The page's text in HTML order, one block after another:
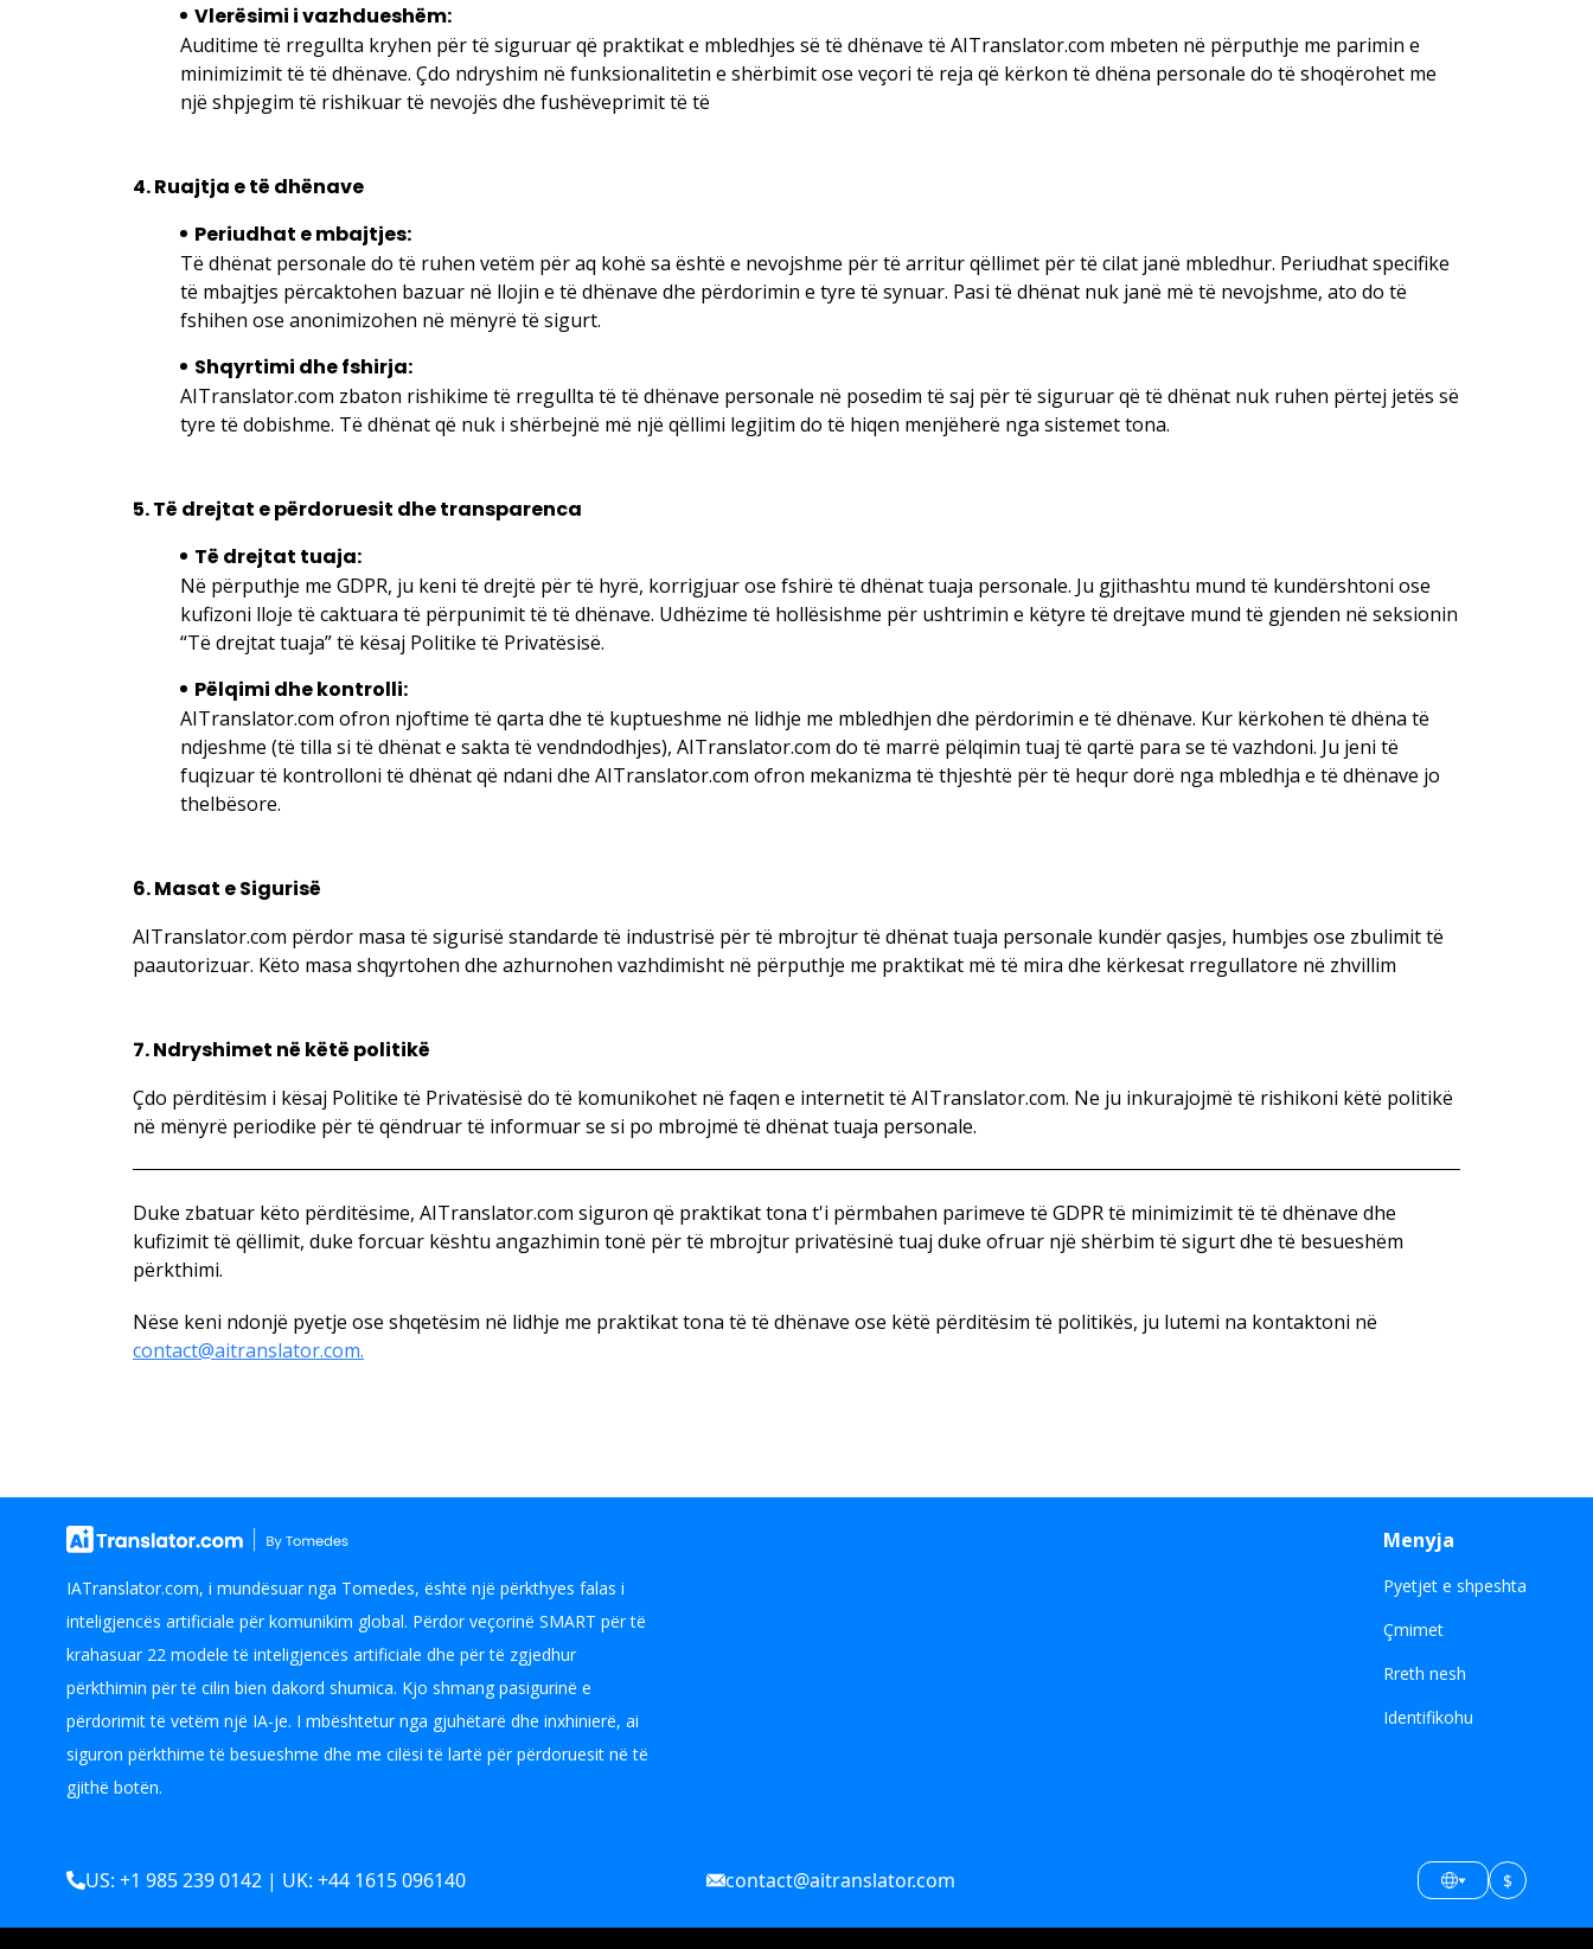
Vlerësimi i vazhdueshëm:
Auditime të rregullta kryhen për të siguruar që praktikat e mbledhjes së të dhënave të AITranslator.com mbeten në përputhje me parimin e
minimizimit të të dhënave. Çdo ndryshim në funksionalitetin e shërbimit ose veçori të reja që kërkon të dhëna personale do të shoqërohet me
një shpjegim të rishikuar të nevojës dhe fushëveprimit të të
4. Ruajtja e të dhënave
Periudhat e mbajtjes:
Të dhënat personale do të ruhen vetëm për aq kohë sa është e nevojshme për të arritur qëllimet për të cilat janë mbledhur. Periudhat specifike
të mbajtjes përcaktohen bazuar në llojin e të dhënave dhe përdorimin e tyre të synuar. Pasi të dhënat nuk janë më të nevojshme, ato do të
fshihen ose anonimizohen në mënyrë të sigurt.
Shqyrtimi dhe fshirja:
AITranslator.com zbaton rishikime të rregullta të të dhënave personale në posedim të saj për të siguruar që të dhënat nuk ruhen përtej jetës së
tyre të dobishme. Të dhënat që nuk i shërbejnë më një qëllimi legjitim do të hiqen menjëherë nga sistemet tona.
5. Të drejtat e përdoruesit dhe transparenca
Të drejtat tuaja:
Në përputhje me GDPR, ju keni të drejtë për të hyrë, korrigjuar ose fshirë të dhënat tuaja personale. Ju gjithashtu mund të kundërshtoni ose
kufizoni lloje të caktuara të përpunimit të të dhënave. Udhëzime të hollësishme për ushtrimin e këtyre të drejtave mund të gjenden në seksionin
“Të drejtat tuaja” të kësaj Politike të Privatësisë.
Pëlqimi dhe kontrolli:
AITranslator.com ofron njoftime të qarta dhe të kuptueshme në lidhje me mbledhjen dhe përdorimin e të dhënave. Kur kërkohen të dhëna të
ndjeshme (të tilla si të dhënat e sakta të vendndodhjes), AITranslator.com do të marrë pëlqimin tuaj të qartë para se të vazhdoni. Ju jeni të
fuqizuar të kontrolloni të dhënat që ndani dhe AITranslator.com ofron mekanizma të thjeshtë për të hequr dorë nga mbledhja e të dhënave jo
thelbësore.
6. Masat e Sigurisë
AITranslator.com përdor masa të sigurisë standarde të industrisë për të mbrojtur të dhënat tuaja personale kundër qasjes, humbjes ose zbulimit të
paautorizuar. Këto masa shqyrtohen dhe azhurnohen vazhdimisht në përputhje me praktikat më të mira dhe kërkesat rregullatore në zhvillim
7. Ndryshimet në këtë politikë
Çdo përditësim i kësaj Politike të Privatësisë do të komunikohet në faqen e internetit të AITranslator.com. Ne ju inkurajojmë të rishikoni këtë politikë
në mënyrë periodike për të qëndruar të informuar se si po mbrojmë të dhënat tuaja personale.
Duke zbatuar këto përditësime, AITranslator.com siguron që praktikat tona t'i përmbahen parimeve të GDPR të minimizimit të të dhënave dhe
kufizimit të qëllimit, duke forcuar kështu angazhimin tonë për të mbrojtur privatësinë tuaj duke ofruar një shërbim të sigurt dhe të besueshëm
përkthimi.
Nëse keni ndonjë pyetje ose shqetësim në lidhje me praktikat tona të të dhënave ose këtë përditësim të politikës, ju lutemi na kontaktoni në
contact@aitranslator.com.
IATranslator.com, i mundësuar nga Tomedes, është një përkthyes falas i
inteligjencës artificiale për komunikim global. Përdor veçorinë SMART për të
krahasuar 22 modele të inteligjencës artificiale dhe për të zgjedhur
përkthimin për të cilin bien dakord shumica. Kjo shmang pasigurinë e
përdorimit të vetëm një IA-je. I mbështetur nga gjuhëtarë dhe inxhinierë, ai
siguron përkthime të besueshme dhe me cilësi të lartë për përdoruesit në të
gjithë botën.
Menyja
Pyetjet e shpeshta
Çmimet
Rreth nesh
Identifikohu
US: +1 985 239 0142 | UK: +44 1615 096140 contact@aitranslator.com $